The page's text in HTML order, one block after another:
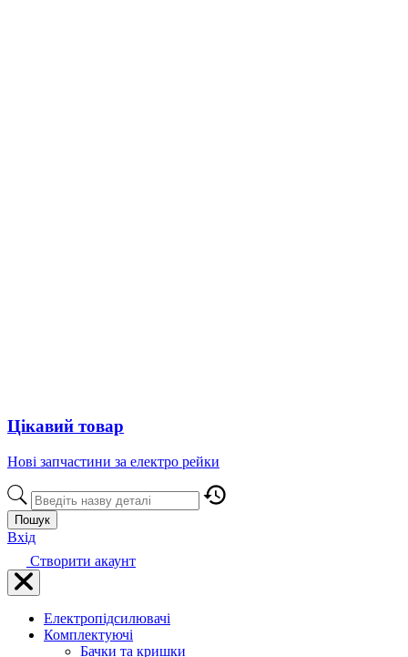
Цікавий товар
Нові запчастини за електро рейки
Пошук
Вхід
Створити акаунт
Електропідсилювачі
Комплектуючі
Бачки та кришки